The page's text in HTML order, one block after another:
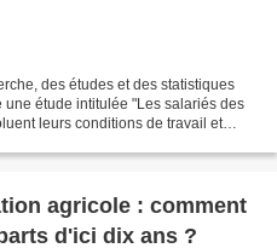
des études et des statistiques
étude intitulée "Les salariés des
leurs conditions de travail et
agricole : comment
d'ici dix ans ?